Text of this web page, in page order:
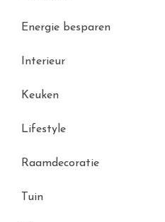
Energie besparen
Interieur
Keuken
Lifestyle
Raamdecoratie
Tuin